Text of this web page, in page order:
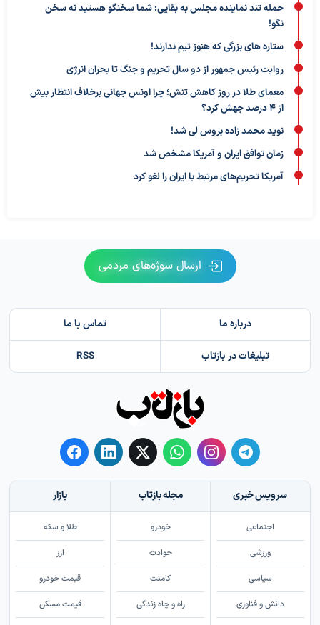
حمله تند نماینده مجلس به بقایی: شما سخنگو هستید نه سخن
نگو!
ستاره های بزرگی که هنوز تیم ندارند!
روایت رئیس جمهور از دو سال تحریم و جنگ تا بحران انرژی
معمای طلا در روز کاهش تنش؛ چرا اونس جهانی برخلاف انتظار بیش
از ۴ درصد جهش کرد؟
نوید محمد زاده بروس لی شد!
زمان توافق ایران و آمریکا مشخص شد
آمریکا تحریم‌های مرتبط با ایران را لغو کرد
ارسال سوژه‌های مردمی
درباره ما تماس با ما
تبلیغات در بازتاب RSS
سرویس خبری
اجتماعی
ورزشی
سیاسی
دانش و فناوری
مجله بازتاب
خودرو
حوادث
کامنت
راه و چاه زندگی
بازار
طلا و سکه
ارز
قیمت خودرو
قیمت مسکن